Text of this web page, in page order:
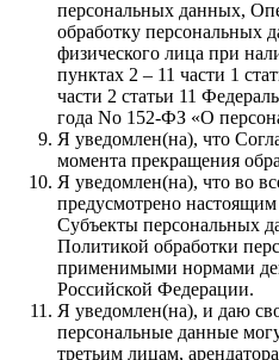
персональных данных,
обработку персональных
физического лица при
пунктах 2 – 11 части 1
части 2 статьи 11
года No 152-ФЗ «О
Я уведомлен(на), что
момента прекращения
Я уведомлен(на), что во
предусмотрено
Субъекты персональных
Политикой обработки
применимыми нормами
Российской Федерации.
Я уведомлен(на), и даю
персональные данные
третьим лицам,